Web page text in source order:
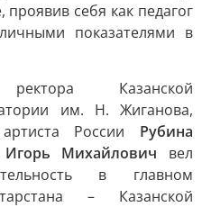
себя как педагог
показателями в
Казанской
им. Н. Жиганова,
России Рубина
Игорь Михайлович вел
в главном
– Казанской